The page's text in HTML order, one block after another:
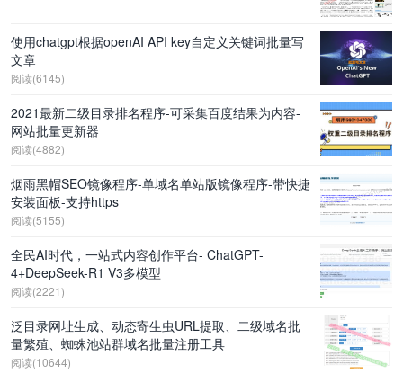
使用chatgpt根据openAI API key自定义关键词批量写
文章
阅读(6145)
2021最新二级目录排名程序-可采集百度结果为内容-
网站批量更新器
阅读(4882)
烟雨黑帽SEO镜像程序-单域名单站版镜像程序-带快捷
安装面板-支持https
阅读(5155)
全民AI时代，一站式内容创作平台- ChatGPT-
4+DeepSeek-R1 V3多模型
阅读(2221)
泛目录网址生成、动态寄生虫URL提取、二级域名批
量繁殖、蜘蛛池站群域名批量注册工具
阅读(10644)